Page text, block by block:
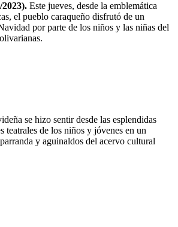
Este jueves, desde la emblemática
el pueblo caraqueño disfrutó de un
por parte de los niños y las niñas del
se hizo sentir desde las esplendidas
teatrales de los niños y jóvenes en un
y aguinaldos del acervo cultural